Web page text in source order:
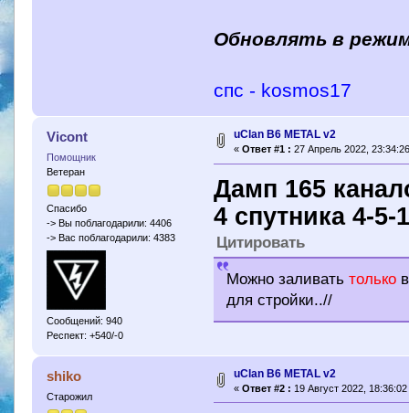
Обновлять в
спс - kosmos17
Vicont
Помощник
Ветеран
Спасибо
-> Вы поблагодарили: 4406
-> Вас поблагодарили: 4383
Сообщений: 940
Респект: +540/-0
uClan B6 METAL v2
« Ответ #1 : 27 Апрель 2022,
Дамп 165
4 спутника 4-5-
Цитировать
Можно заливатьтолько
для стройки..//
shiko
Старожил
uClan B6 METAL v2
« Ответ #2 : 19 Август 2022, 18:36:02